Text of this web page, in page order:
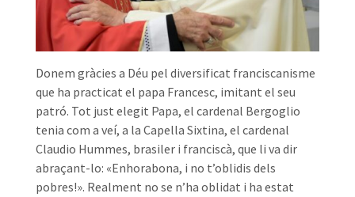
Donem gràcies a Déu pel diversificat franciscanisme
que ha practicat el papa Francesc, imitant el seu
patró. Tot just elegit Papa, el cardenal Bergoglio
tenia com a veí, a la Capella Sixtina, el cardenal
Claudio Hummes, brasiler i franciscà, que li va dir
abraçant-lo: «Enhorabona, i no t’oblidis dels
pobres!». Realment no se n’ha oblidat i ha estat